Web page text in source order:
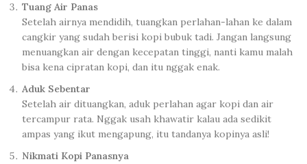
Tuang Air Panas
Setelah airnya mendidih, tuangkan perlahan-lahan ke dalam
cangkir yang sudah berisi kopi bubuk tadi. Jangan langsung
menuangkan air dengan kecepatan tinggi, nanti kamu malah
bisa kena cipratan kopi, dan itu nggak enak.
Aduk Sebentar
Setelah air dituangkan, aduk perlahan agar kopi dan air
tercampur rata. Nggak usah khawatir kalau ada sedikit
ampas yang ikut mengapung, itu tandanya kopinya asli!
Nikmati Kopi Panasnya